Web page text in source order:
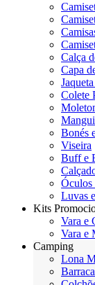
Calça
Capa
Colete
Bonés
Viseira
Buff e
Óculos
Luvas
Kits
Vara e
Vara e
Camping
Lona